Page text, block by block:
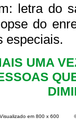
letra do
do
especiais.
UMA
Visualizado em 800 x 600 ©